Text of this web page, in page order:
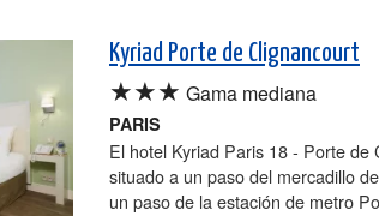
Kyriad Porte de Clignancourt
★★★ Gama mediana
PARIS
El hotel Kyriad Paris 18 - Porte de
situado a un paso del mercadillo
un paso de la estación de metro